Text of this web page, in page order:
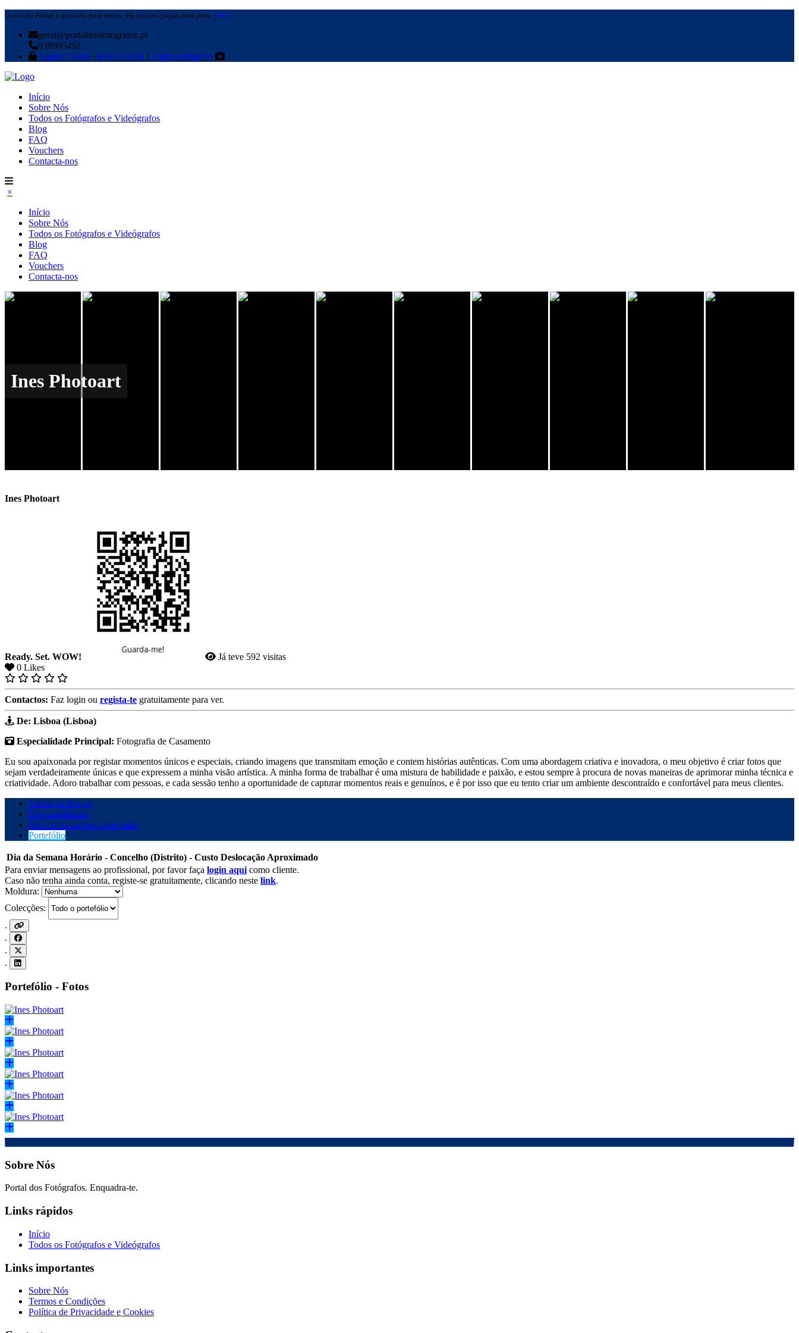
O uso do Portal é gratuito para todos. Há opções pagas para pros. FAQ.
geral@portaldosfotografos.pt
938905492
Login Cliente | REGISTAR | Login Fotógrafo
Início
Sobre Nós
Todos os Fotógrafos e Videógrafos
Blog
FAQ
Vouchers
Contacta-nos
×
Início
Sobre Nós
Todos os Fotógrafos e Videógrafos
Blog
FAQ
Vouchers
Contacta-nos
Ines Photoart
Ines Photoart
Ready. Set. WOW!
Já teve 592 visitas
0 Likes
Contactos: Faz login ou regista-te gratuitamente para ver.
De: Lisboa (Lisboa)
Especialidade Principal: Fotografia de Casamento
Eu sou apaixonada por registar momentos únicos e especiais, criando imagens que transmitam emoção e contem histórias autênticas. Com uma abordagem criativa e inovadora, o meu objetivo é criar fotos que
sejam verdadeiramente únicas e que expressem a minha visão artística. A minha forma de trabalhar é uma mistura de habilidade e paixão, e estou sempre à procura de novas maneiras de aprimorar minha técnica e
criatividade. Adoro trabalhar com pessoas, e cada sessão tenho a oportunidade de capturar momentos reais e genuínos, e é por isso que eu tento criar um ambiente descontraído e confortável para meus clientes.
Tabela de Preços
Disponibilidade
Mais informações sobre mim
Portefólio
Dia da Semana Horário - Concelho (Distrito) - Custo Deslocação Aproximado
Para enviar mensagens ao profissional, por favor faça login aqui como cliente.
Caso não tenha ainda conta, registe-se gratuitamente, clicando neste link.
Moldura:
Colecções:
.
.
.
.
Portefólio - Fotos
Sobre Nós
Portal dos Fotógrafos. Enquadra-te.
Links rápidos
Início
Todos os Fotógrafos e Videógrafos
Links importantes
Sobre Nós
Termos e Condições
Política de Privacidade e Cookies